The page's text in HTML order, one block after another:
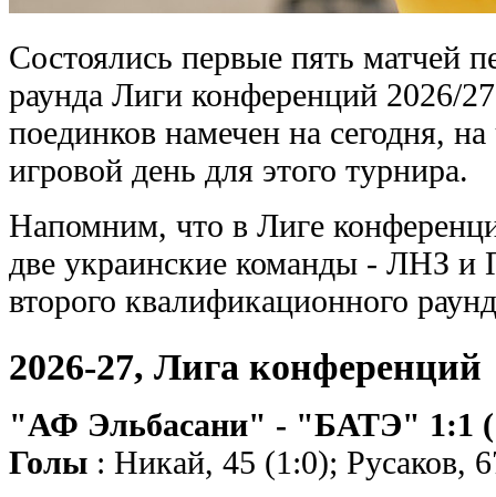
Состоялись первые пять матчей
раунда Лиги конференций 2026/
поединков намечен на сегодня,
игровой день для этого турнира.
Напомним, что в Лиге
две украинские команды - ЛНЗ и
второго квалификационного
2026-27, Лига конференций
"АФ Эльбасани" - "БАТЭ" 1:1
Голы : Никай, 45 (1:0); Русаков,